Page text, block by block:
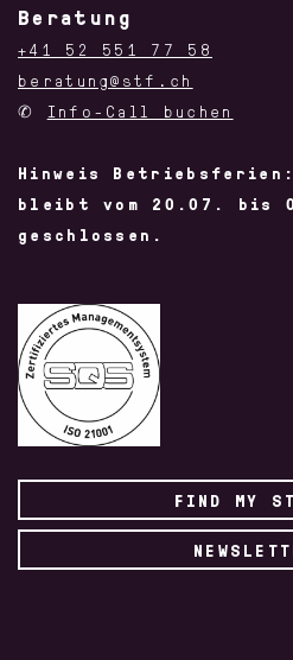
Beratung
+41 52 551 77 58
beratung@stf.ch
✆ Info-Call buchen
Hinweis Betriebsferien:
bleibt vom 20.07. bis
geschlossen.
FIND MY